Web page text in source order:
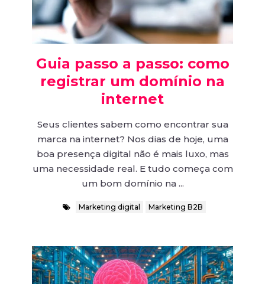
Guia passo a passo: como
registrar um domínio na
internet
Seus clientes sabem como encontrar sua
marca na internet? Nos dias de hoje, uma
boa presença digital não é mais luxo, mas
uma necessidade real. E tudo começa com
um bom domínio na ...
Marketing digital Marketing B2B